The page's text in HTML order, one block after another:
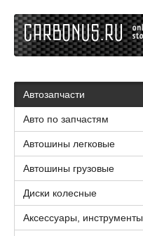
Автозапчасти
Авто по запчастям
Автошины легковые
Автошины грузовые
Диски колесные
Аксессуары, инструменты